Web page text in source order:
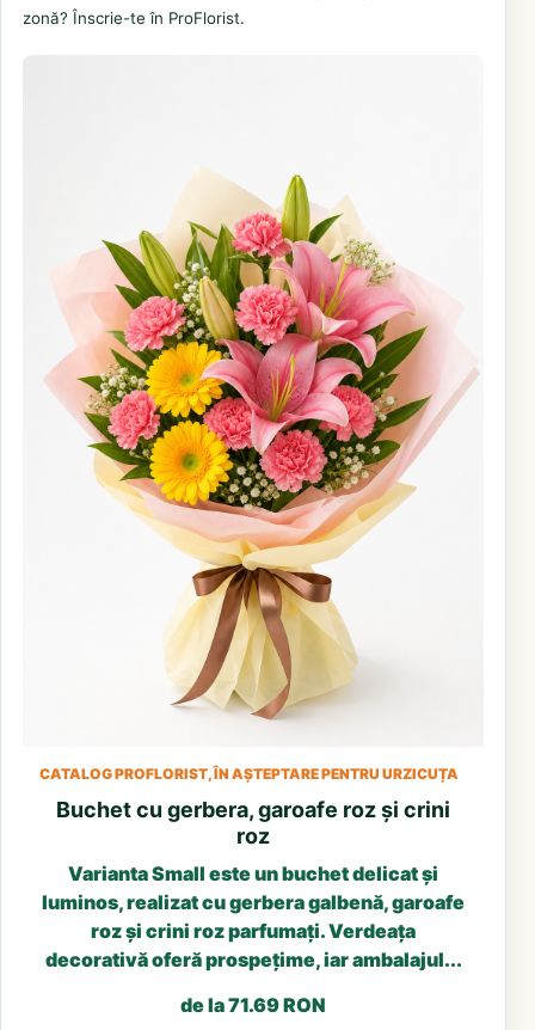
zonă? Înscrie-te în ProFlorist.
CATALOG PROFLORIST, ÎN AȘTEPTARE PENTRU URZICUȚA
Buchet cu gerbera, garoafe roz și crini
roz
Varianta Small este un buchet delicat și
luminos, realizat cu gerbera galbenă, garoafe
roz și crini roz parfumați. Verdeața
decorativă oferă prospețime, iar ambalajul...
de la 71.69 RON